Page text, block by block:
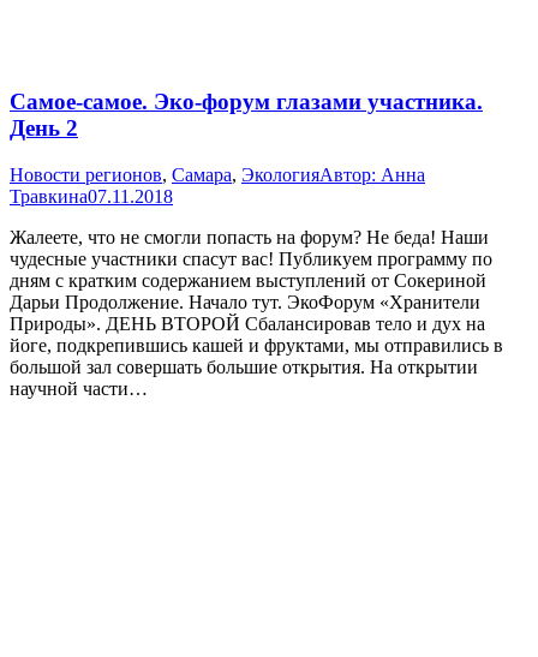
Самое-самое. Эко-форум глазами участника.
День 2
Новости регионов, Самара, ЭкологияАвтор: Анна
Травкина07.11.2018
Жалеете, что не смогли попасть на форум? Не беда! Наши
чудесные участники спасут вас! Публикуем программу по
дням с кратким содержанием выступлений от Сокериной
Дарьи Продолжение. Начало тут. ЭкоФорум «Хранители
Природы». ДЕНЬ ВТОРОЙ Сбалансировав тело и дух на
йоге, подкрепившись кашей и фруктами, мы отправились в
большой зал совершать большие открытия. На открытии
научной части…